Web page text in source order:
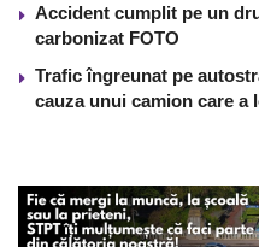
Accident cumplit pe un
carbonizat FOTO
Trafic îngreunat pe
cauza unui camion care a